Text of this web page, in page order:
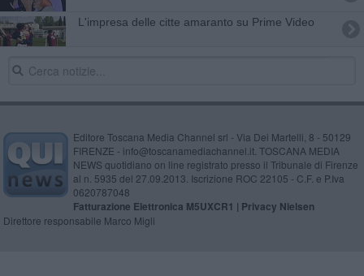
L'impresa delle citte amaranto su Prime Video
Editore Toscana Media Channel srl - Via Dei Martelli, 8 - 50129
FIRENZE - info@toscanamediachannel.it. TOSCANA MEDIA
NEWS quotidiano on line registrato presso il Tribunale di Firenze
al n. 5935 del 27.09.2013. Iscrizione ROC 22105 - C.F. e P.Iva
0620787048
Fatturazione Elettronica M5UXCR1 | Privacy Nielsen
Direttore responsabile Marco Migli